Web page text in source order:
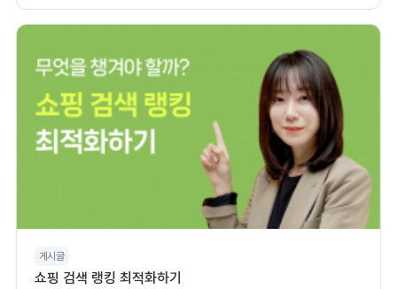
게시글
쇼핑 검색 랭킹 최적화하기